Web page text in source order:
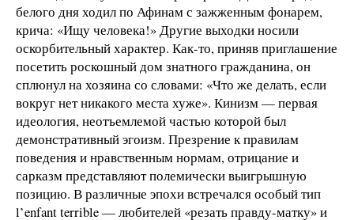
белого дня ходил по Афинам с зажженным фонарем,
крича: «Ищу человека!» Другие выходки носили
оскорбительный характер. Как-то, приняв приглашение
посетить роскошный дом знатного гражданина, он
сплюнул на хозяина со словами: «Что же делать, если
вокруг нет никакого места хуже». Кинизм — первая
идеология, неотъемлемой частью которой был
демонстративный эгоизм. Презрение к правилам
поведения и нравственным нормам, отрицание и
сарказм представляют полемически выигрышную
позицию. В различные эпохи встречался особый тип
l’enfant terrible — любителей «резать правду-матку» и